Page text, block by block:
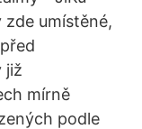
umístěné,
již
mírně
podle